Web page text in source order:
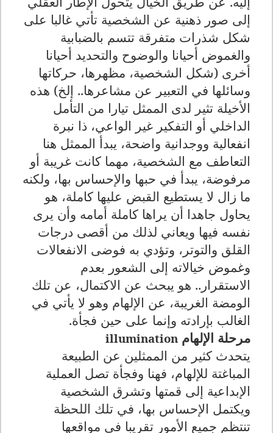
إلى صور ذهنية عن الشخصية تأتي غالبا على
شكل شذرات متفرقة تتسم بالضبابية
والغموض أحيانا والوضوح والتحديد أحيانا
أخرى (شكل الشخصية، مظهرها، حركاتها
وسائلها في التعبير عن مشاعرها.. إلخ) هذه
الأخيلة تثير لدى الممثل تيارا من التأمل
الداخلي أو التفكير غير الواعي، ذا نبرة
انفعالية ووجدانية واضحة، يبدأ الممثل هنا
التعاطف مع الشخصية، مهما كانت غريبة أو
مرفوضة، يبدأ في حبها والإحساس بها، ولكنه
ما زال لا يستطيع القبض عليها كاملة، هو
يحاول جاهدا أن يراها كاملة أمامه وأن يرى
نفسه فيها ويعاني لذلك من أقصى درجات
القلق والتوتر، وتؤدي به فوضى الانفعالات
وغموض خيالاته إلى الشعور بعدم
الاستقرار.. هو يبحث عن الاكتمال، عن تلك
الومضة الغريبة، عن الإلهام وهو لا يأتي في
الغالب بإرادته وإنما على حين فجأة.
مرحلة الإلهام illumination
يتحدث كثير من الممثلين عن الطبيعة
المباغتة للإلهام، فهنا وفجأة تصل العملية
الإبداعية إلى قمتها وتشرق الشخصية
ويكتمل الإحساس بها، في تلك اللحظة
تنتظم جميع الأمور تقريبا في مواقعها